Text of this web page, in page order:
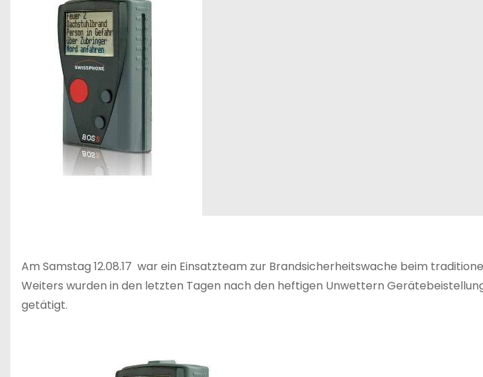
Am Samstag 12.08.17 war ein Einsatzteam zur Brandsicherheitswache beim
Weiters wurden in den letzten Tagen nach den heftigen Unwettern
getätigt.